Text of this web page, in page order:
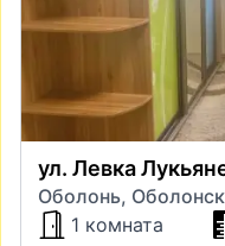
ул. Левка
Оболонь,
1 комната